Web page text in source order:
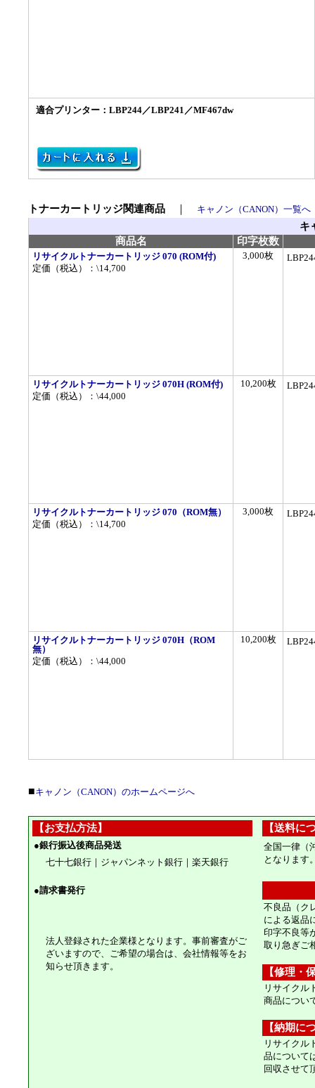
適合プリンター： LBP244／LBP241／MF467dw
トナーカートリッジ関連商品 キャノン（CANON）一覧へ
キ
商品名
印字枚数
リサイクルトナーカートリッジ 070 (ROM付)
定価（税込）：\14,700
3,000枚
リサイクルトナーカートリッジ 070H (ROM付)
定価（税込）：\44,000
10,200枚
リサイクルトナーカートリッジ 070（ROM無）
定価（税込）：\14,700
3,000枚
リサイクルトナーカートリッジ 070H（ROM
無）
定価（税込）：\44,000
10,200枚
■キャノン（CANON）のホームページへ
【お支払方法】 【送料に
●銀行振込後商品発送
全国一律（
となります
七十七銀行｜ジャパンネット銀行｜楽天銀行
●請求書発行
法人登録された企業様となります。事前審査がご
ざいますので、ご希望の場合は、会社情報等をお
知らせ頂きます。
不良品（ク
による返品
印字不良等
取り急ぎご
【修理・
リサイクル
商品につい
【納期に
リサイクル
品について
回収させて